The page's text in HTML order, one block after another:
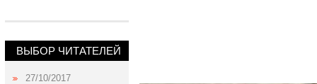
ВЫБОР ЧИТАТЕЛЕЙ
27/10/2017